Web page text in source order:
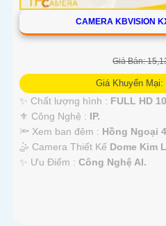
CAMERA KBVISION
Giá Bán:
Giá Khuyến Mại:
✨ Chất lượng hình : FULL HD
⚜️ Công Nghệ : IP.
🔦 Xem ban đêm : Hồng Ngoại
🤹 Camera Thiết Kế Dome Kim
️✨ Ưu Điểm : Công Nghệ AI.